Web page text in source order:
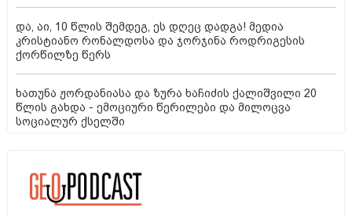
და, აი, 10 წლის შემდეგ, ეს დღეც დადგა! მედია
კრისტიანო რონალდოსა და ჯორჯინა როდრიგესის
ქორწილზე წერს
ხათუნა ჟორდანიასა და ზურა ხაჩიძის ქალიშვილი 20
წლის გახდა - ემოციური წერილები და მილოცვა
სოციალურ ქსელში